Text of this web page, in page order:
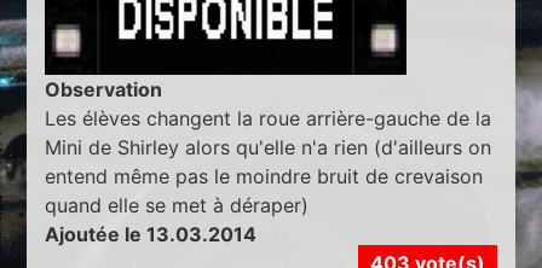
Observation
Les élèves changent la roue arrière-gauche de la
Mini de Shirley alors qu'elle n'a rien (d'ailleurs on
entend même pas le moindre bruit de crevaison
quand elle se met à déraper)
Ajoutée le 13.03.2014
403 vote(s)